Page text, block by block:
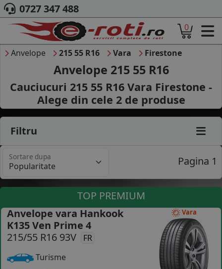
ACASA
DESPRE NOI
ANVELOPE
AUTO
CAMION
MOTO
AGROINDUSTRIALE
MARCA AUTO
B2B - COLABORARE COMPANII
CONTACT
COS (
0 PRODUSE
0727 347 488
0
Anvelope 215 55 R16 Vara Firestone
Anvelope 215 55 R16
Cauciucuri 215 55 R16 Vara Firestone -
Alege din cele 2de produse
Filtru
Sortare dupa Pagina 1
TOP PREMIUM
Vara
Anvelope vara Hankook
K135 Ven Prime 4
215/55 R16 93V
FR
Turisme